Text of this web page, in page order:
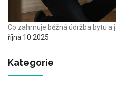
Co zahrnuje běžná údržba bytu a
října 10 2025
Kategorie